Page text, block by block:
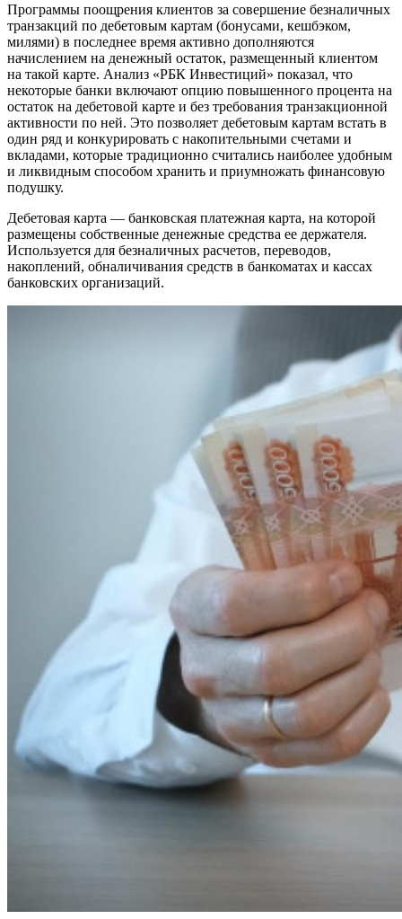
Программы поощрения клиентов за совершение безналичных
транзакций по дебетовым картам (бонусами, кешбэком,
милями) в последнее время активно дополняются
начислением на денежный остаток, размещенный клиентом
на такой карте. Анализ «РБК Инвестиций» показал, что
некоторые банки включают опцию повышенного процента на
остаток на дебетовой карте и без требования транзакционной
активности по ней. Это позволяет дебетовым картам встать в
один ряд и конкурировать с накопительными счетами и
вкладами, которые традиционно считались наиболее удобным
и ликвидным способом хранить и приумножать финансовую
подушку.
Дебетовая карта — банковская платежная карта, на которой
размещены собственные денежные средства ее держателя.
Используется для безналичных расчетов, переводов,
накоплений, обналичивания средств в банкоматах и кассах
банковских организаций.